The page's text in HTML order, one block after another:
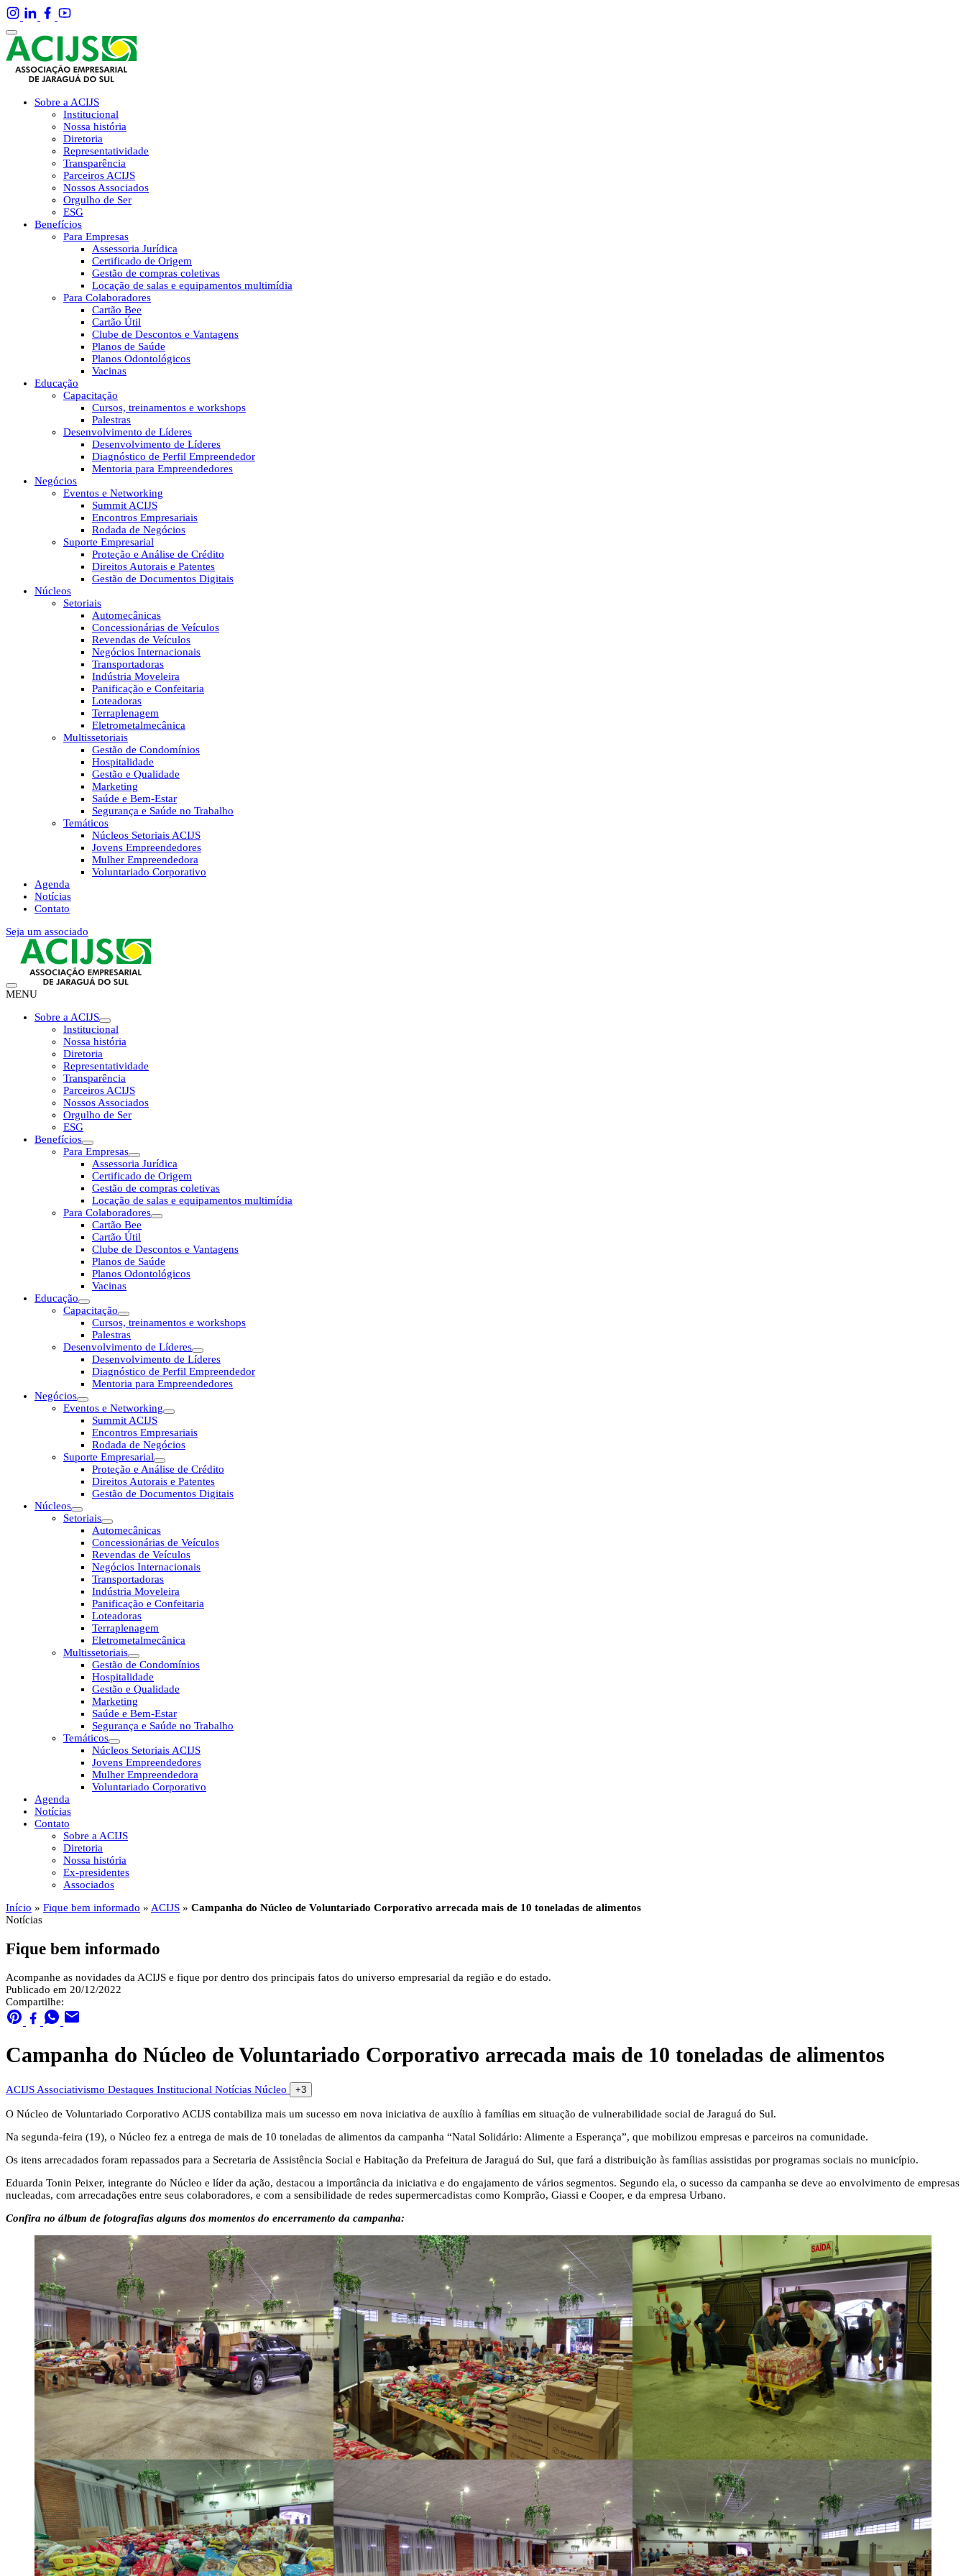
Sobre a ACIJS
Institucional
Nossa história
Diretoria
Representatividade
Transparência
Parceiros ACIJS
Nossos Associados
Orgulho de Ser
ESG
Benefícios
Para Empresas
Assessoria Jurídica
Certificado de Origem
Gestão de compras coletivas
Locação de salas e equipamentos multimídia
Para Colaboradores
Cartão Bee
Cartão Útil
Clube de Descontos e Vantagens
Planos de Saúde
Planos Odontológicos
Vacinas
Educação
Capacitação
Cursos, treinamentos e workshops
Palestras
Desenvolvimento de Líderes
Desenvolvimento de Líderes
Diagnóstico de Perfil Empreendedor
Mentoria para Empreendedores
Negócios
Eventos e Networking
Summit ACIJS
Encontros Empresariais
Rodada de Negócios
Suporte Empresarial
Proteção e Análise de Crédito
Direitos Autorais e Patentes
Gestão de Documentos Digitais
Núcleos
Setoriais
Automecânicas
Concessionárias de Veículos
Revendas de Veículos
Negócios Internacionais
Transportadoras
Indústria Moveleira
Panificação e Confeitaria
Loteadoras
Terraplenagem
Eletrometalmecânica
Multissetoriais
Gestão de Condomínios
Hospitalidade
Gestão e Qualidade
Marketing
Saúde e Bem-Estar
Segurança e Saúde no Trabalho
Temáticos
Núcleos Setoriais ACIJS
Jovens Empreendedores
Mulher Empreendedora
Voluntariado Corporativo
Agenda
Notícias
Contato
Seja um associado
MENU
Sobre a ACIJS
Institucional
Nossa história
Diretoria
Representatividade
Transparência
Parceiros ACIJS
Nossos Associados
Orgulho de Ser
ESG
Benefícios
Para Empresas
Assessoria Jurídica
Certificado de Origem
Gestão de compras coletivas
Locação de salas e equipamentos multimídia
Para Colaboradores
Cartão Bee
Cartão Útil
Clube de Descontos e Vantagens
Planos de Saúde
Planos Odontológicos
Vacinas
Educação
Capacitação
Cursos, treinamentos e workshops
Palestras
Desenvolvimento de Líderes
Desenvolvimento de Líderes
Diagnóstico de Perfil Empreendedor
Mentoria para Empreendedores
Negócios
Eventos e Networking
Summit ACIJS
Encontros Empresariais
Rodada de Negócios
Suporte Empresarial
Proteção e Análise de Crédito
Direitos Autorais e Patentes
Gestão de Documentos Digitais
Núcleos
Setoriais
Automecânicas
Concessionárias de Veículos
Revendas de Veículos
Negócios Internacionais
Transportadoras
Indústria Moveleira
Panificação e Confeitaria
Loteadoras
Terraplenagem
Eletrometalmecânica
Multissetoriais
Gestão de Condomínios
Hospitalidade
Gestão e Qualidade
Marketing
Saúde e Bem-Estar
Segurança e Saúde no Trabalho
Temáticos
Núcleos Setoriais ACIJS
Jovens Empreendedores
Mulher Empreendedora
Voluntariado Corporativo
Agenda
Notícias
Contato
Sobre a ACIJS
Diretoria
Nossa história
Ex-presidentes
Associados
Início » Fique bem informado » ACIJS » Campanha do Núcleo de Voluntariado Corporativo arrecada mais de 10 toneladas de alimentos
Notícias
Fique bem informado
Acompanhe as novidades da ACIJS e fique por dentro dos principais fatos do universo empresarial da região e do estado.
Publicado em 20/12/2022
Compartilhe:
Campanha do Núcleo de Voluntariado Corporativo arrecada mais de 10 toneladas de alimentos
ACIJS Associativismo Destaques Institucional Notícias Núcleo +3
O Núcleo de Voluntariado Corporativo ACIJS contabiliza mais um sucesso em nova iniciativa de auxílio à famílias em situação de vulnerabilidade social de Jaraguá do Sul.
Na segunda-feira (19), o Núcleo fez a entrega de mais de 10 toneladas de alimentos da campanha “Natal Solidário: Alimente a Esperança”, que mobilizou empresas e parceiros na comunidade.
Os itens arrecadados foram repassados para a Secretaria de Assistência Social e Habitação da Prefeitura de Jaraguá do Sul, que fará a distribuição às famílias assistidas por programas sociais no município.
Eduarda Tonin Peixer, integrante do Núcleo e líder da ação, destacou a importância da iniciativa e do engajamento de vários segmentos. Segundo ela, o sucesso da campanha se deve ao envolvimento de empresas
nucleadas, com arrecadações entre seus colaboradores, e com a sensibilidade de redes supermercadistas como Komprão, Giassi e Cooper, e da empresa Urbano.
Confira no álbum de fotografias alguns dos momentos do encerramento da campanha: